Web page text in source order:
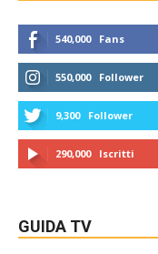
540,000 Fans
550,000 Follower
9,300 Follower
290,000 Iscritti
GUIDA TV